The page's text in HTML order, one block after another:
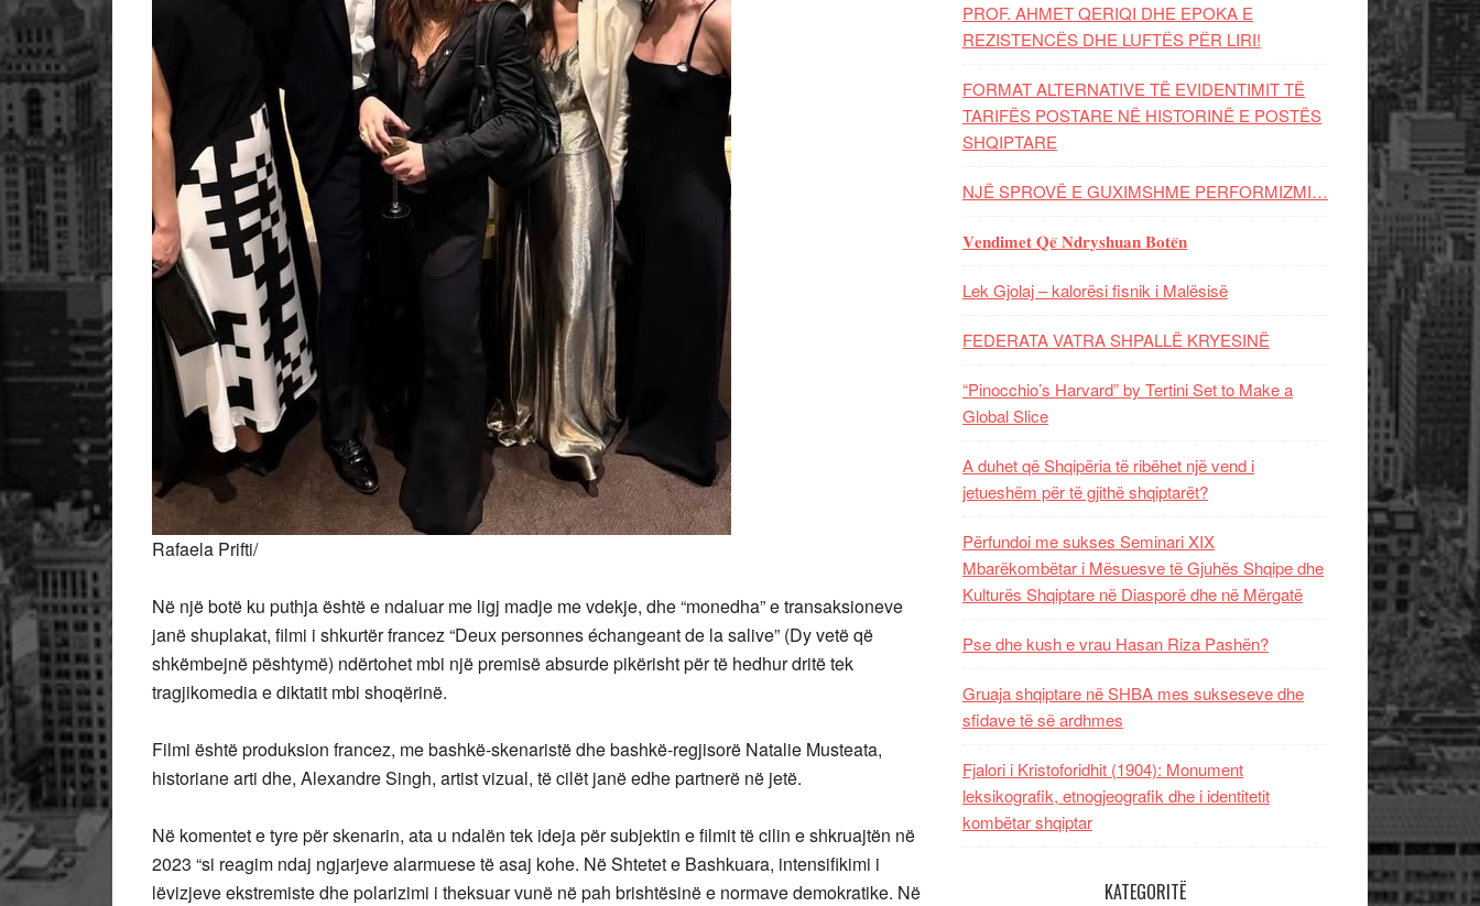
Rafaela Prifti/
Në një botë ku puthja është e ndaluar me ligj madje me vdekje, dhe “monedha” e transaksioneve
janë shuplakat, filmi i shkurtër francez “Deux personnes échangeant de la salive” (Dy vetë që
shkëmbejnë pështymë) ndërtohet mbi një premisë absurde pikërisht për të hedhur dritë tek
tragjikomedia e diktatit mbi shoqërinë.
Filmi është produksion francez, me bashkë-skenaristë dhe bashkë-regjisorë Natalie Musteata,
historiane arti dhe, Alexandre Singh, artist vizual, të cilët janë edhe partnerë në jetë.
Në komentet e tyre për skenarin, ata u ndalën tek ideja për subjektin e filmit të cilin e shkruajtën në
2023 “si reagim ndaj ngjarjeve alarmuese të asaj kohe. Në Shtetet e Bashkuara, intensifikimi i
lëvizjeve ekstremiste dhe polarizimi i theksuar vunë në pah brishtësinë e normave demokratike. Në
PROF. AHMET QERIQI DHE EPOKA E
REZISTENCЁS DHE LUFTЁS PЁR LIRI!
FORMAT ALTERNATIVE TË EVIDENTIMIT TË
TARIFËS POSTARE NË HISTORINË E POSTËS
SHQIPTARE
NJË SPROVË E GUXIMSHME PERFORMIZMI…
𝐕𝐞𝐧𝐝𝐢𝐦𝐞𝐭 𝐐𝐞̈ 𝐍𝐝𝐫𝐲𝐬𝐡𝐮𝐚𝐧 𝐁𝐨𝐭𝐞̈𝐧
Lek Gjolaj – kalorësi fisnik i Malësisë
FEDERATA VATRA SHPALLË KRYESINË
“Pinocchio’s Harvard” by Tertini Set to Make a
Global Slice
A duhet që Shqipëria të ribëhet një vend i
jetueshëm për të gjithë shqiptarët?
Përfundoi me sukses Seminari XIX
Mbarëkombëtar i Mësuesve të Gjuhës Shqipe dhe
Kulturës Shqiptare në Diasporë dhe në Mërgatë
Pse dhe kush e vrau Hasan Riza Pashën?
Gruaja shqiptare në SHBA mes sukseseve dhe
sfidave të së ardhmes
Fjalori i Kristoforidhit (1904): Monument
leksikografik, etnogjeografik dhe i identitetit
kombëtar shqiptar
KATEGORITË